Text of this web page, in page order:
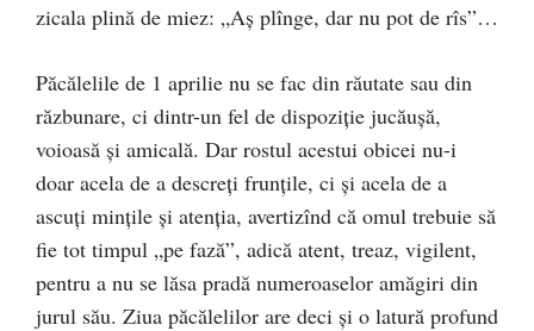
zicala plină de miez: „Aş plînge, dar nu pot de rîs”…
Păcălelile de 1 aprilie nu se fac din răutate sau din
răzbunare, ci dintr-un fel de dispoziţie jucăuşă,
voioasă şi amicală. Dar rostul acestui obicei nu-i
doar acela de a descreţi frunţile, ci şi acela de a
ascuţi minţile şi atenţia, avertizînd că omul trebuie să
fie tot timpul „pe fază”, adică atent, treaz, vigilent,
pentru a nu se lăsa pradă numeroaselor amăgiri din
jurul său. Ziua păcălelilor are deci şi o latură profund